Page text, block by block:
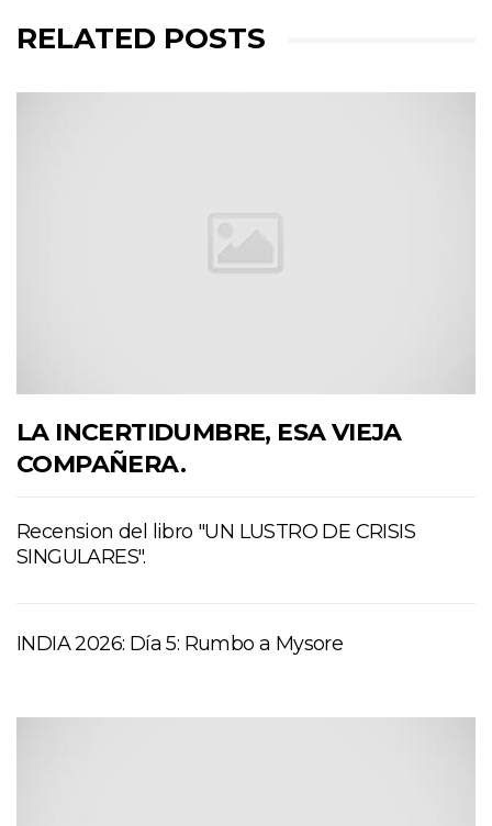
RELATED POSTS
LA INCERTIDUMBRE, ESA VIEJA
COMPAÑERA.
Recension del libro "UN LUSTRO DE CRISIS
SINGULARES".
INDIA 2026: Día 5: Rumbo a Mysore